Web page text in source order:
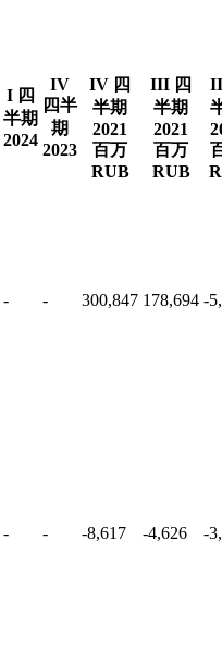
I 四
半期
2024
IV
四半
期
2023
IV 四
半期
2021
百万
RUB
III 四
半期
2021
百万
RUB
- - 300,847 178,694 -
- - -8,617 -4,626 -